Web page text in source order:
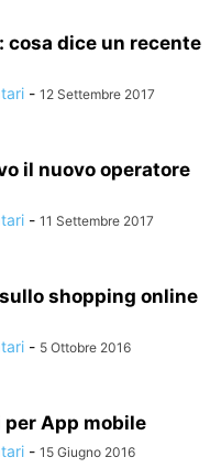
cosa dice un recente
- 12 Settembre 2017
il nuovo operatore
- 11 Settembre 2017
shopping online
- 5 Ottobre 2016
App mobile
- 15 Giugno 2016